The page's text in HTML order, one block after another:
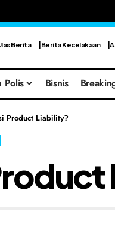
Berita Berita Kecelakaan
Polis Bisnis
Product Liability?